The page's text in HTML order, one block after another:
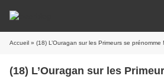
Accueil » (18) L’Ouragan sur les Primeurs se prénomme Marie » lorsqu’à l’approche du dessert Catherine Ringer et
(18) L’Ouragan sur les